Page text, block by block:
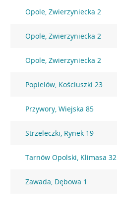
Opole, Zwierzyniecka 2
Opole, Zwierzyniecka 2
Opole, Zwierzyniecka 2
Popielów, Kościuszki 23
Przywory, Wiejska 85
Strzeleczki, Rynek 19
Tarnów Opolski, Klimasa 32
Zawada, Dębowa 1